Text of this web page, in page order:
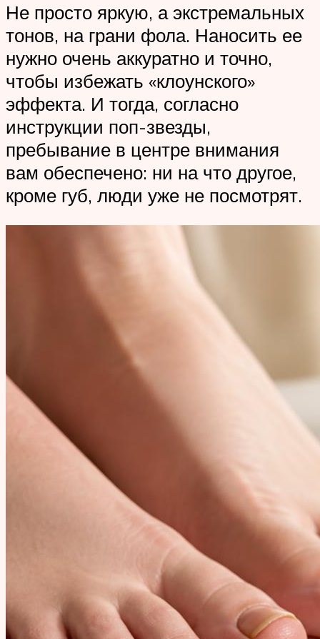
Не просто яркую, а экстремальных
тонов, на грани фола. Наносить ее
нужно очень аккуратно и точно,
чтобы избежать «клоунского»
эффекта. И тогда, согласно
инструкции поп-звезды,
пребывание в центре внимания
вам обеспечено: ни на что другое,
кроме губ, люди уже не посмотрят.